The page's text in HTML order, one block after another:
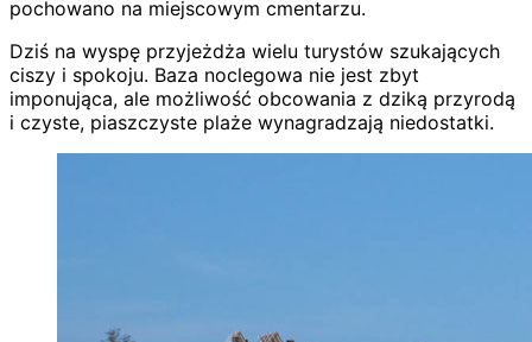
pochowano na miejscowym cmentarzu.
Dziś na wyspę przyjeżdża wielu turystów szukających
ciszy i spokoju. Baza noclegowa nie jest zbyt
imponująca, ale możliwość obcowania z dziką przyrodą
i czyste, piaszczyste plaże wynagradzają niedostatki.